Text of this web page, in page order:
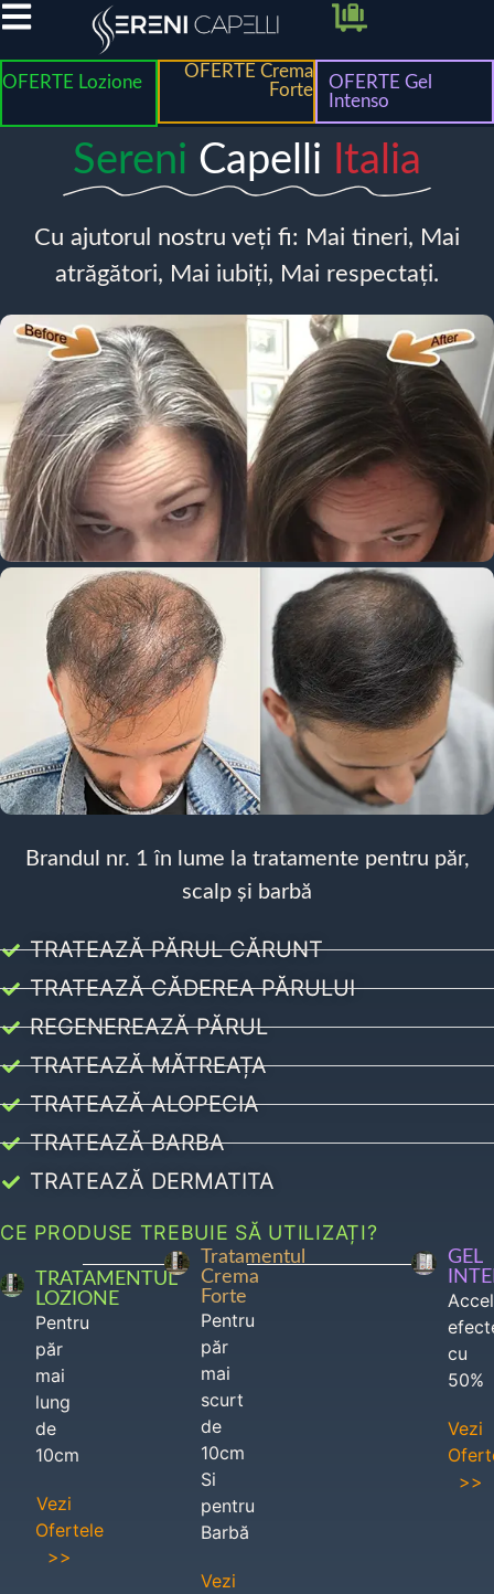
OFERTE Lozione
OFERTE Crema
Forte
OFERTE Gel
Intenso
Sereni Capelli Italia
Cu ajutorul nostru veți fi: Mai tineri, Mai
atrăgători, Mai iubiți, Mai respectați.
Brandul nr. 1 în lume la tratamente pentru păr,
scalp și barbă
TRATEAZĂ PĂRUL CĂRUNT
TRATEAZĂ CĂDEREA PĂRULUI
REGENEREAZĂ PĂRUL
TRATEAZĂ MĂTREAȚA
TRATEAZĂ ALOPECIA
TRATEAZĂ BARBA
TRATEAZĂ DERMATITA
CE PRODUSE TREBUIE SĂ UTILIZAȚI?
TRATAMENTUL
LOZIONE
Pentru
păr
mai
lung
de
10cm
Vezi
Ofertele
>>
Tratamentul
Crema
Forte
Pentru
păr
mai
scurt
de
10cm
Si
pentru
Barbă
Vezi
GEL
cu
50%
Vezi
>>